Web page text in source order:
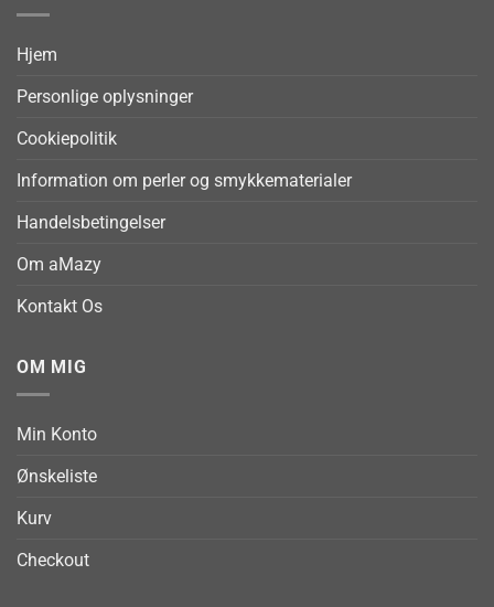
Hjem
Personlige oplysninger
Cookiepolitik
Information om perler og smykkematerialer
Handelsbetingelser
Om aMazy
Kontakt Os
OM MIG
Min Konto
Ønskeliste
Kurv
Checkout